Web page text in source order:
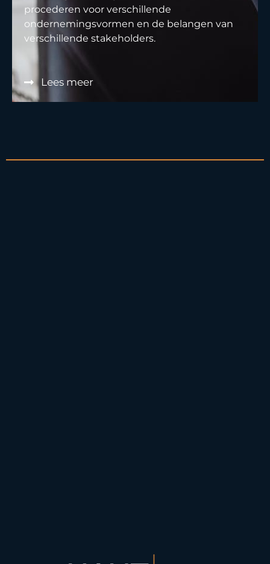
procederen voor verschillende
ondernemingsvormen en de belangen van
verschillende stakeholders.
Lees meer